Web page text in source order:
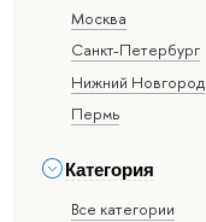
Москва
Санкт-Петербург
Нижний Новгород
Пермь
Категория
Все категории